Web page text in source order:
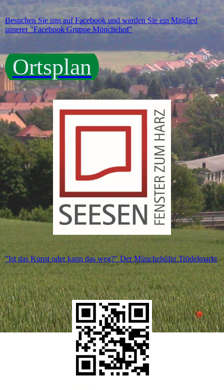
Besuchen Sie uns auf Facebook und werden Sie ein Mitglied
unserer "Facebook Gruppe Münchehof"
Ortsplan
"Ist das Kunst oder kann das weg?" Der Münchehöfer Trödelmarkt